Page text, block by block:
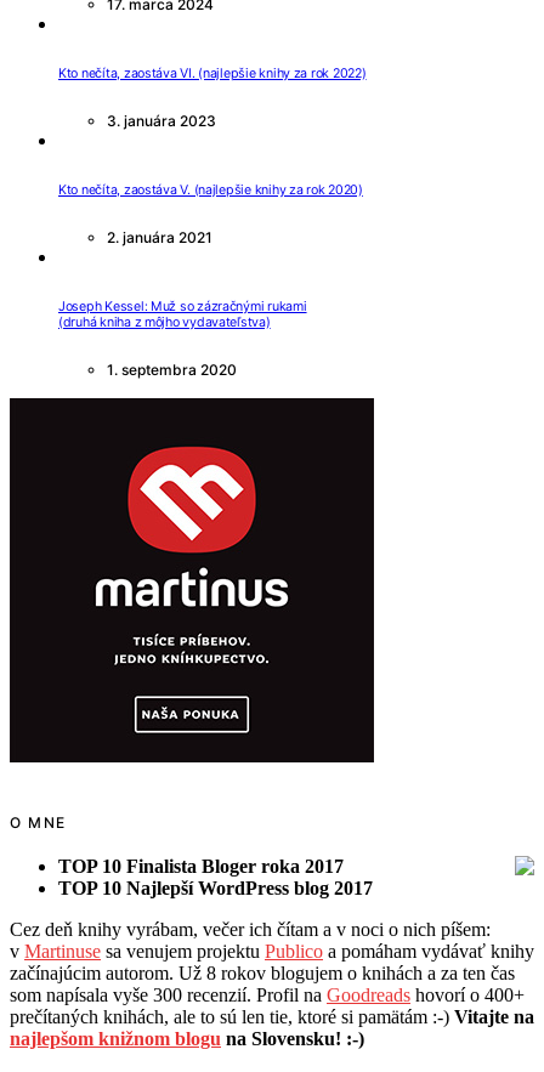
17. marca 2024
Kto nečíta, zaostáva VI. (najlepšie knihy za rok 2022)
3. januára 2023
Kto nečíta, zaostáva V. (najlepšie knihy za rok 2020)
2. januára 2021
Joseph Kessel: Muž so zázračnými rukami
(druhá kniha z môjho vydavateľstva)
1. septembra 2020
O MNE
TOP 10 Finalista Bloger roka 2017
TOP 10 Najlepší WordPress blog 2017
Cez deň knihy vyrábam, večer ich čítam a v noci o nich píšem:
v Martinuse sa venujem projektu Publico a pomáham vydávať knihy
začínajúcim autorom. Už 8 rokov blogujem o knihách a za ten čas
som napísala vyše 300 recenzií. Profil na Goodreads hovorí o 400+
prečítaných knihách, ale to sú len tie, ktoré si pamätám :-) Vitajte na
najlepšom knižnom blogu na Slovensku! :-)